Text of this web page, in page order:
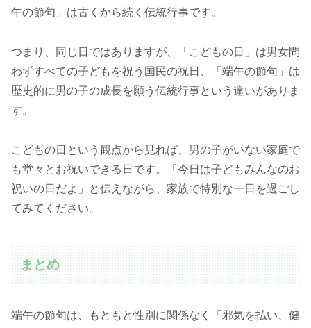
午の節句」は古くから続く伝統行事です。
つまり、同じ日ではありますが、「こどもの日」は男女問
わずすべての子どもを祝う国民の祝日、「端午の節句」は
歴史的に男の子の成長を願う伝統行事という違いがありま
す。
こどもの日という観点から見れば、男の子がいない家庭で
も堂々とお祝いできる日です。「今日は子どもみんなのお
祝いの日だよ」と伝えながら、家族で特別な一日を過ごし
てみてください。
まとめ
端午の節句は、もともと性別に関係なく「邪気を払い、健